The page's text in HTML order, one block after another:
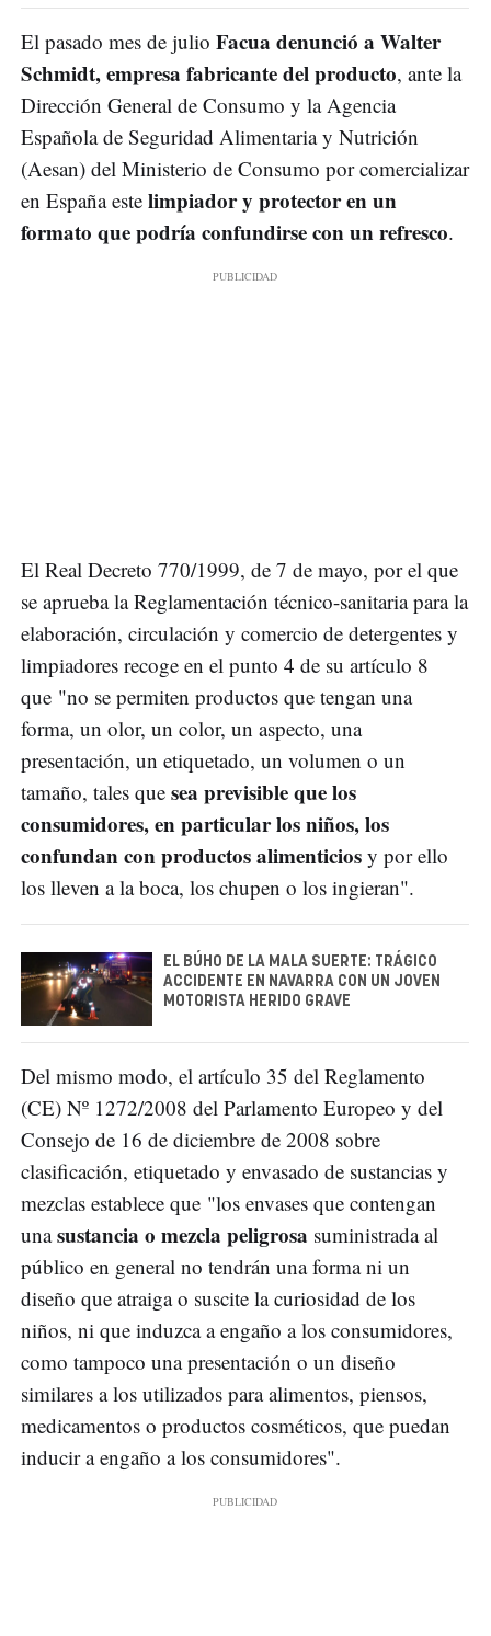
El pasado mes de julio Facua denunció a Walter
Schmidt, empresa fabricante del producto, ante la
Dirección General de Consumo y la Agencia
Española de Seguridad Alimentaria y Nutrición
(Aesan) del Ministerio de Consumo por comercializar
en España este limpiador y protector en un
formato que podría confundirse con un refresco.
El Real Decreto 770/1999, de 7 de mayo, por el que
se aprueba la Reglamentación técnico-sanitaria para la
elaboración, circulación y comercio de detergentes y
limpiadores recoge en el punto 4 de su artículo 8
que "no se permiten productos que tengan una
forma, un olor, un color, un aspecto, una
presentación, un etiquetado, un volumen o un
tamaño, tales que sea previsible que los
consumidores, en particular los niños, los
confundan con productos alimenticios y por ello
los lleven a la boca, los chupen o los ingieran".
EL BÚHO DE LA MALA SUERTE: TRÁGICO
ACCIDENTE EN NAVARRA CON UN JOVEN
MOTORISTA HERIDO GRAVE
Del mismo modo, el artículo 35 del Reglamento
(CE) Nº 1272/2008 del Parlamento Europeo y del
Consejo de 16 de diciembre de 2008 sobre
clasificación, etiquetado y envasado de sustancias y
mezclas establece que "los envases que contengan
unasustancia o mezcla peligrosa suministrada al
público en general no tendrán una forma ni un
diseño que atraiga o suscite la curiosidad de los
niños, ni que induzca a engaño a los consumidores,
como tampoco una presentación o un diseño
similares a los utilizados para alimentos, piensos,
medicamentos o productos cosméticos, que puedan
inducir a engaño a los consumidores".